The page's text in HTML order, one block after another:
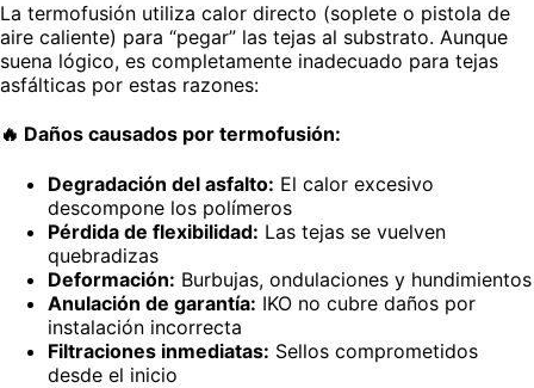
La termofusión utiliza calor directo (soplete o pistola de
aire caliente) para “pegar” las tejas al substrato. Aunque
suena lógico, es completamente inadecuado para tejas
asfálticas por estas razones:
🔥 Daños causados por termofusión:
Degradación del asfalto: El calor excesivo
descompone los polímeros
Pérdida de flexibilidad: Las tejas se vuelven
quebradizas
Deformación: Burbujas, ondulaciones y hundimientos
Anulación de garantía: IKO no cubre daños por
instalación incorrecta
Filtraciones inmediatas: Sellos comprometidos
desde el inicio